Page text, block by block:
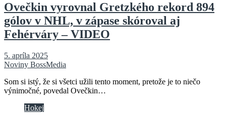
Ovečkin vyrovnal Gretzkého rekord 894
gólov v NHL, v zápase skóroval aj
Fehérváry – VIDEO
5. apríla 2025
Noviny BossMedia
Som si istý, že si všetci užili tento moment, pretože je to niečo
výnimočné, povedal Ovečkin…
Hokej